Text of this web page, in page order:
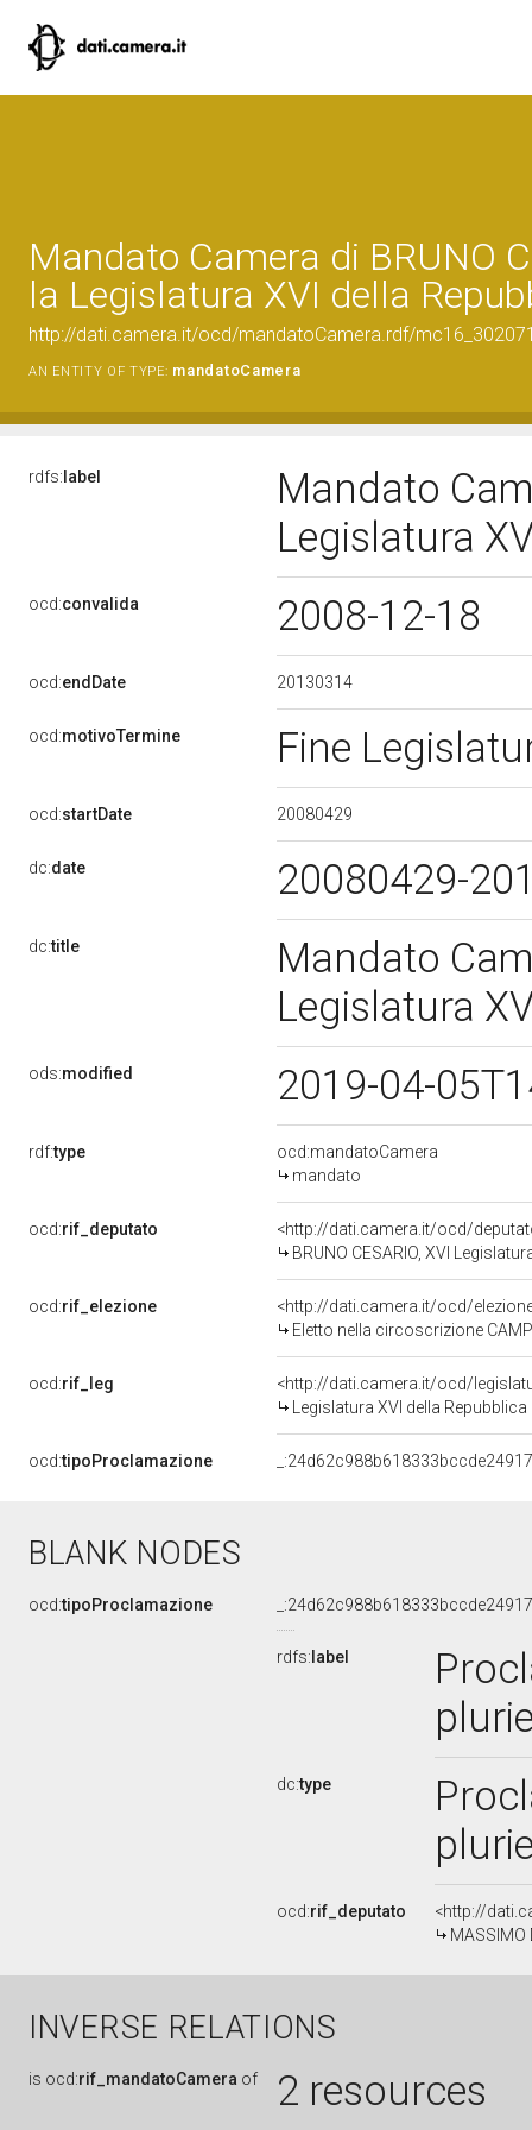
Mandato Camera di BRUNO
la Legislatura XVI della
http://dati.camera.it/ocd/mandatoCamera.rdf/
AN ENTITY OF TYPE: mandatoCamera
rdfs: label
Mandato
Legislatura
ocd:convalida 2008-12-18
ocd:endDate 20130314
ocd:motivoTermine Fine
ocd:startDate 20080429
dc:date 20080429-
dc:title
Mandato
Legislatura
ods:modified 2019-04-
rdf:type
ocd:mandatoCamera
mandato
ocd:rif_deputato
<http://dati.camera.it/ocd/
BRUNO CESARIO, XVI
ocd:rif_elezione
<http://dati.camera.it/ocd/
Eletto nella circoscrizione
ocd:rif_leg
<http://dati.camera.it/ocd/
Legislatura XVI della
ocd:tipoProclamazione
BLANK NODES
ocd:tipoProclamazione
rdfs: label
dc:type
ocd:rif_deputato
<http://
MASSIMO
INVERSE RELATIONS
is ocd:rif_mandatoCamera of 2 resources